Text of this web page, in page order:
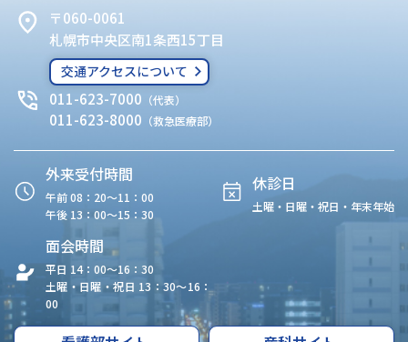
〒060-0061
札幌市中央区南1条西15丁目
交通アクセスについて
011-623-7000 （代表）
011-623-8000 （救急医療部）
外来受付時間
午前 08：20〜11：00
午後 13：00〜15：30
休診日
土曜・日曜・祝日・年末年始
面会時間
平日 14：00〜16：30
土曜・日曜・祝日 13：30〜16：
00